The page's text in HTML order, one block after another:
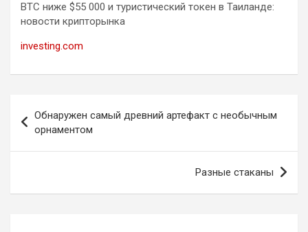
BTC ниже $55 000 и туристический токен в Таиланде:
новости крипторынка
investing.com
по
записям
Обнаружен самый древний артефакт с необычным
орнаментом
Разные стаканы